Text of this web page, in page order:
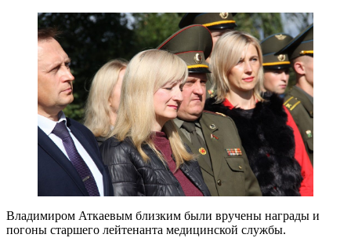
Владимиром Аткаевым близким были вручены награды и
погоны старшего лейтенанта медицинской службы.